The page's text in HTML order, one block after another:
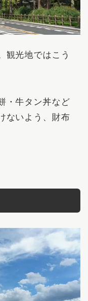
観光地ではこう
・牛タン丼など
ないよう、財布